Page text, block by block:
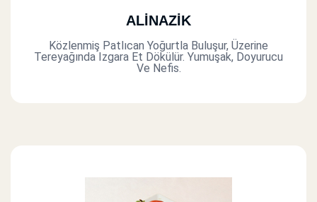
ALİNAZİK
Közlenmiş Patlıcan Yoğurtla Buluşur, Üzerine
Tereyağında Izgara Et Dökülür. Yumuşak, Doyurucu
Ve Nefis.